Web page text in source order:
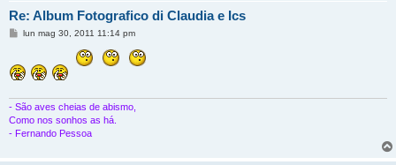
Re: Album Fotografico di Claudia e Ics
M
s
a
i
o
lun mag 30, 2011 11:14 pm
- São aves cheias de abismo,
Como nos sonhos as há.
- Fernando Pessoa